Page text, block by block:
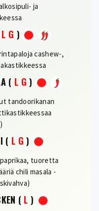
ja
L G )
cashew-,
( L G )
tandoorikanan
( L G )
tuoretta
chili masala -
( L )